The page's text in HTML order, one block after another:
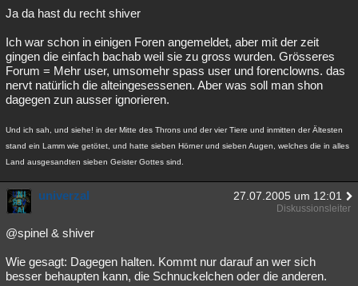
Ja da hast du recht shiver
Ich war schon in einigen Foren angemeldet, aber mit der zeit
gingen die einfach bachab weil sie zu gross wurden. Grösseres
Forum = Mehr user, umsomehr spass user und forenclowns. das
nervt natürlich die alteingesessenen. Aber was soll man shon
dagegen zun ausser ignorieren.
Und ich sah, und siehe! in der Mitte des Throns und der vier Tiere und inmitten der Ältesten
stand ein Lamm wie getötet, und hatte sieben Hörner und sieben Augen, welches die in alles
Land ausgesandten sieben Geister Gottes sind.
univerzal 27.07.2005 um 12:01
Diskussionsleiter
@spinel & shiver
Wie gesagt: Dagegen halten. Kommt nur darauf an wer sich
besser behaupten kann, die Schnuckelchen oder die anderen.